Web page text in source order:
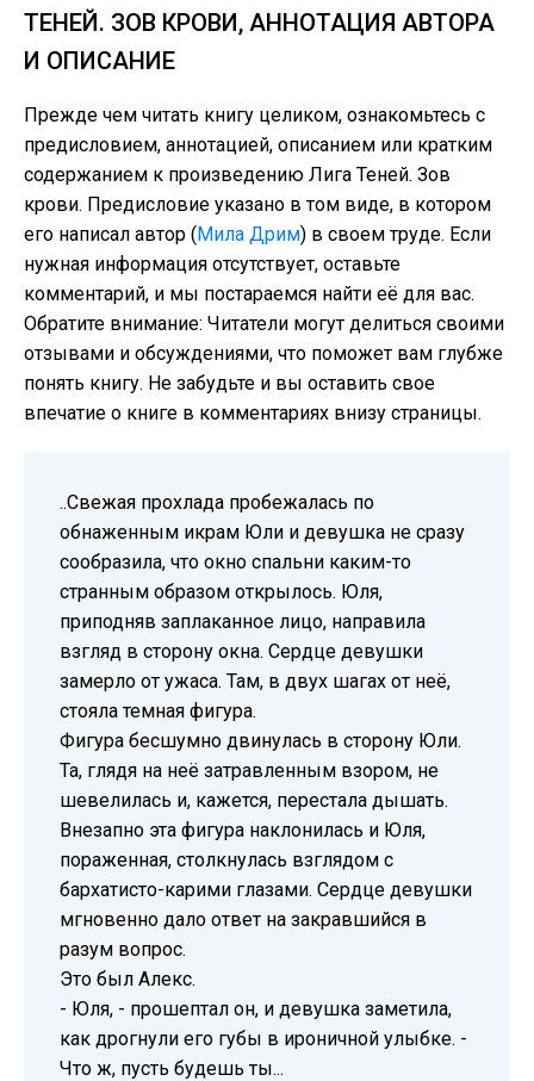
ТЕНЕЙ. ЗОВ КРОВИ, АННОТАЦИЯ АВТОРА
И ОПИСАНИЕ
Прежде чем читать книгу целиком, ознакомьтесь с
предисловием, аннотацией, описанием или кратким
содержанием к произведению Лига Теней. Зов
крови. Предисловие указано в том виде, в котором
его написал автор (Мила Дрим) в своем труде. Если
нужная информация отсутствует, оставьте
комментарий, и мы постараемся найти её для вас.
Обратите внимание: Читатели могут делиться своими
отзывами и обсуждениями, что поможет вам глубже
понять книгу. Не забудьте и вы оставить свое
впечатие о книге в комментариях внизу страницы.
..Свежая прохлада пробежалась по
обнаженным икрам Юли и девушка не сразу
сообразила, что окно спальни каким-то
странным образом открылось. Юля,
приподняв заплаканное лицо, направила
взгляд в сторону окна. Сердце девушки
замерло от ужаса. Там, в двух шагах от неё,
стояла темная фигура.
Фигура бесшумно двинулась в сторону Юли.
Та, глядя на неё затравленным взором, не
шевелилась и, кажется, перестала дышать.
Внезапно эта фигура наклонилась и Юля,
пораженная, столкнулась взглядом с
бархатисто-карими глазами. Сердце девушки
мгновенно дало ответ на закравшийся в
разум вопрос.
Это был Алекс.
- Юля, - прошептал он, и девушка заметила,
как дрогнули его губы в ироничной улыбке. -
Что ж, пусть будешь ты...